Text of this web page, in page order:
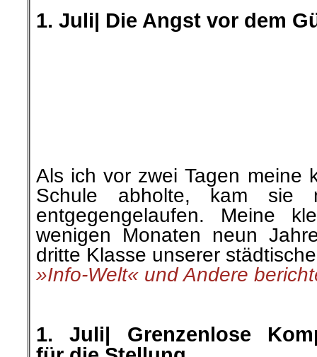
Der US-Sicherheitsberater
18. Juni 2021 in einer
Umsetzung dieser Aufgabe.
die Türken, dass sie dieser
sind.“
»YeniHayat/NeuesLeben«
.
.
von Muslimas im Alltag